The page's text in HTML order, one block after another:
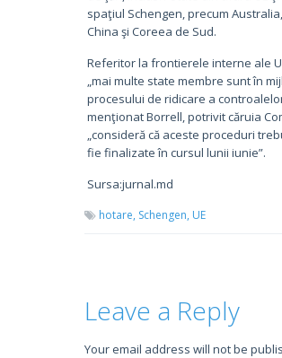
spaţiul Schengen, precum Australia,
China şi Coreea de Sud.
Referitor la frontierele interne ale
„mai multe state membre sunt în
procesului de ridicare a
menţionat Borrell, potrivit căruia
„consideră că aceste proceduri
fie finalizate în cursul lunii iunie”.
Sursa:jurnal.md
hotare, Schengen, UE
Leave a Reply
Your email address will not be